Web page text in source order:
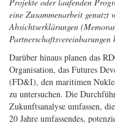
Projekte oder laufenden
eine Zusammenarbeit genutzt
Absichtserklärungen
Darüber hinaus planen das
Organisation, das Futures
(FD&I), den maritimen
zu untersuchen. Die
Zukunftsanalyse umfassen,
20 Jahre umfassendes,